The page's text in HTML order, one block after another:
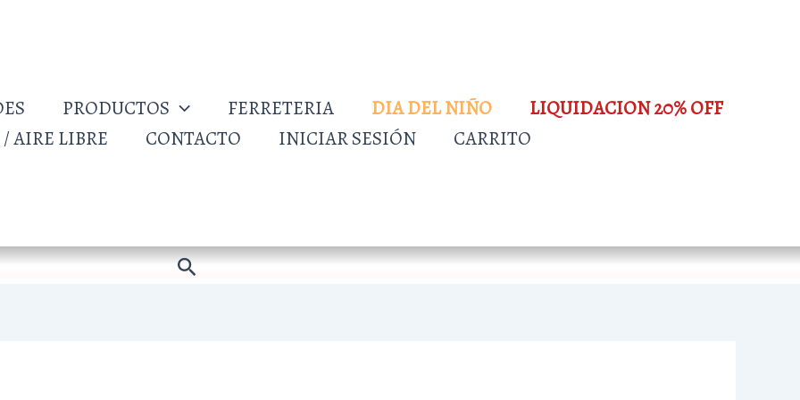
PRODUCTOS FERRETERIA DIA DEL NIÑO
LIQUIDACION 20% OFF
AIRE LIBRE
CONTACTO INICIAR SESIÓN CARRITO
Buscar